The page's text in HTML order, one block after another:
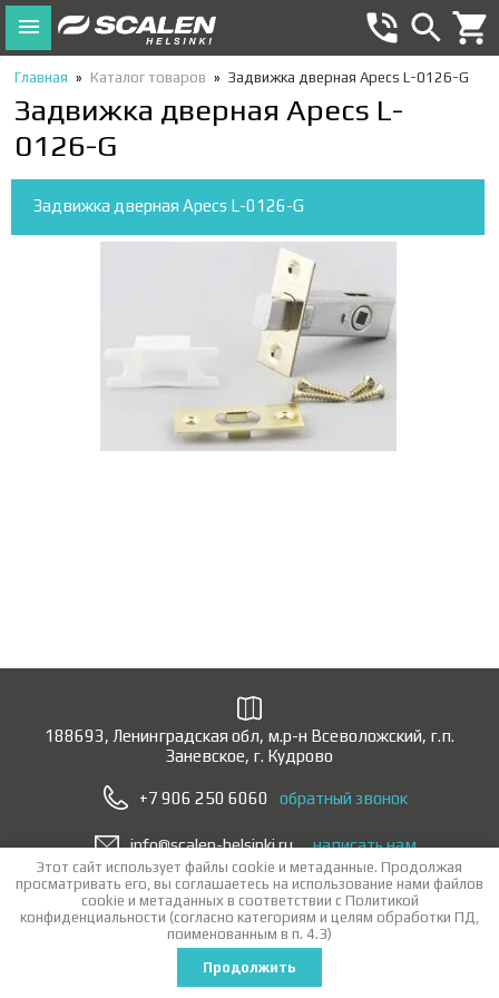
Главная » Каталог товаров » Задвижка дверная Apecs L-0126-G
Задвижка дверная Apecs L-
0126-G
Задвижка дверная Apecs L-0126-G
Copyright © 2015 - 2026 «ООО Скален Хельсинки — дверная фурнитура
оптом»
Политика конфиденциальности
Заказ, создание сайта веб студияэксклюзив мегагруп
188693, Ленинградская обл, м.р-н Всеволожский, г.п.
Заневское, г. Кудрово
+7 906 250 6060 обратный звонок
info@scalen-helsinki.ru написать нам
Этот сайт использует файлы cookie и метаданные. Продолжая
просматривать его, вы соглашаетесь на использование нами файлов
cookie и метаданных в соответствии с Политикой
конфиденциальности (согласно категориям и целям обработки ПД,
поименованным в п. 4.3)
Продолжить